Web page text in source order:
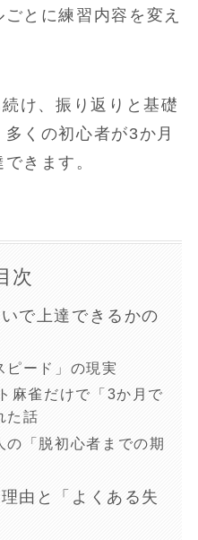
とに練習内容を変え
け、振り返りと基礎
くの初心者が3か月
きます。
次
で上達できるかの
ピード」の現実
麻雀だけで「3か月で
た話
の「脱初心者までの期
由と「よくある失